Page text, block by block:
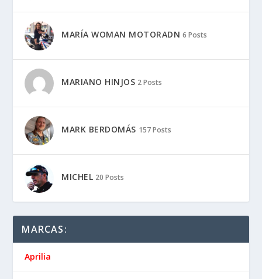
MARÍA WOMAN MOTORADN 6 Posts
MARIANO HINJOS 2 Posts
MARK BERDOMÁS 157 Posts
MICHEL 20 Posts
MARCAS:
Aprilia